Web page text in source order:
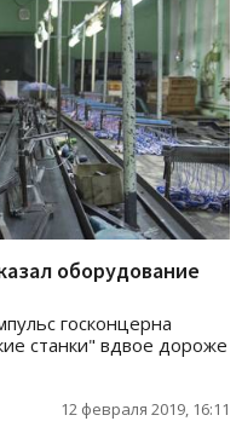
оборудование
госконцерна
станки" вдвое дороже
12 февраля 2019, 16:11